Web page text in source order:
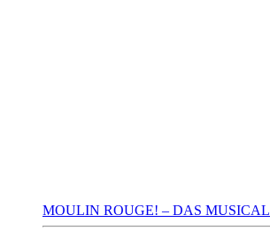
MOULIN ROUGE! – DAS MUSICAL